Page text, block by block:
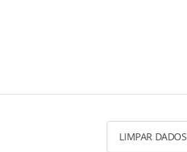
LIMPAR DADOS